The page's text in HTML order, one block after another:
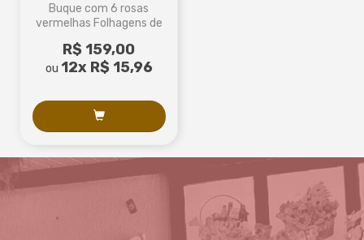
Buque com 6 rosas
vermelhas Folhagens de
celofane dupla face Marrom
e Dourado
R$ 159,00
ou 12x R$ 15,96